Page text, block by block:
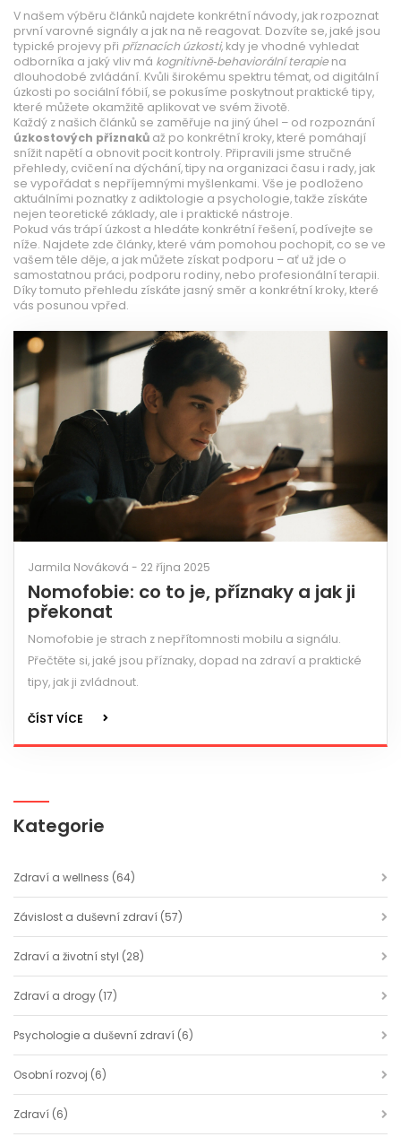
V našem výběru článků najdete konkrétní návody, jak rozpoznat
první varovné signály a jak na ně reagovat. Dozvíte se, jaké jsou
typické projevy při příznacích úzkosti, kdy je vhodné vyhledat
odborníka a jaký vliv má kognitivně‑behaviorální terapie na
dlouhodobé zvládání. Kvůli širokému spektru témat, od digitální
úzkosti po sociální fóbií, se pokusíme poskytnout praktické tipy,
které můžete okamžitě aplikovat ve svém životě.
Každý z našich článků se zaměřuje na jiný úhel – od rozpoznání
úzkostových příznaků až po konkrétní kroky, které pomáhají
snížit napětí a obnovit pocit kontroly. Připravili jsme stručné
přehledy, cvičení na dýchání, tipy na organizaci času i rady, jak
se vypořádat s nepříjemnými myšlenkami. Vše je podloženo
aktuálními poznatky z adiktologie a psychologie, takže získáte
nejen teoretické základy, ale i praktické nástroje.
Pokud vás trápí úzkost a hledáte konkrétní řešení, podívejte se
níže. Najdete zde články, které vám pomohou pochopit, co se ve
vašem těle děje, a jak můžete získat podporu – ať už jde o
samostatnou práci, podporu rodiny, nebo profesionální terapii.
Díky tomuto přehledu získáte jasný směr a konkrétní kroky, které
vás posunou vpřed.
Jarmila Nováková - 22 října 2025
Nomofobie: co to je, příznaky a jak ji
překonat
Nomofobie je strach z nepřítomnosti mobilu a signálu.
Přečtěte si, jaké jsou příznaky, dopad na zdraví a praktické
tipy, jak ji zvládnout.
ČÍST VÍCE
Kategorie
Zdraví a wellness (64)
Závislost a duševní zdraví (57)
Zdraví a životní styl (28)
Zdraví a drogy (17)
Psychologie a duševní zdraví (6)
Osobní rozvoj (6)
Zdraví (6)